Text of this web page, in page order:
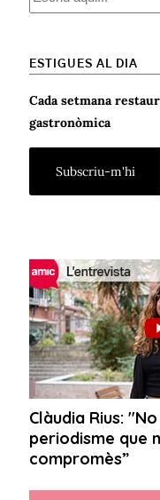
ESTIGUES AL DIA
Cada setmana
gastronòmica